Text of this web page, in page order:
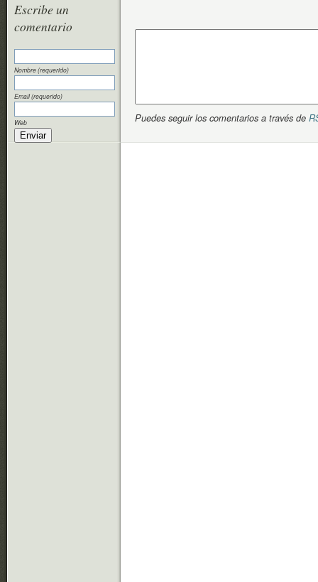
Escribe un
comentario
Nombre (requerido)
Email (requerido)
Web Puedes seguir los comentarios a través de